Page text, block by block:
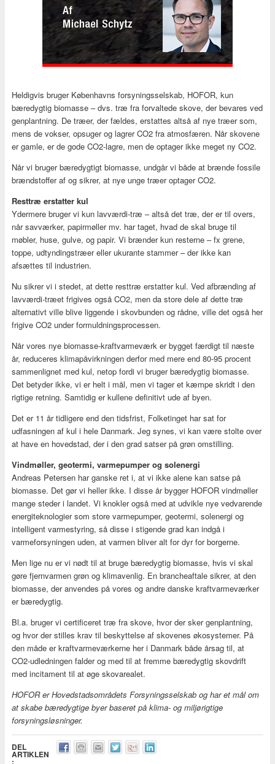
Heldigvis bruger Københavns forsyningsselskab, HOFOR, kun
bæredygtig biomasse – dvs. træ fra forvaltede skove, der bevares ved
genplantning. De træer, der fældes, erstattes altså af nye træer som,
mens de vokser, opsuger og lagrer CO2 fra atmosfæren. Når skovene
er gamle, er de gode CO2-lagre, men de optager ikke meget ny CO2.
Når vi bruger bæredygtigt biomasse, undgår vi både at brænde fossile
brændstoffer af og sikrer, at nye unge træer optager CO2.
Resttræ erstatter kul
Ydermere bruger vi kun lavværdi-træ – altså det træ, der er til overs,
når savværker, papirmøller mv. har taget, hvad de skal bruge til
møbler, huse, gulve, og papir. Vi brænder kun resterne – fx grene,
toppe, udtyndingstræer eller ukurante stammer – der ikke kan
afsættes til industrien.
Nu sikrer vi i stedet, at dette resttræ erstatter kul. Ved afbrænding af
lavværdi-træet frigives også CO2, men da store dele af dette træ
alternativt ville blive liggende i skovbunden og rådne, ville det også her
frigive CO2 under formuldningsprocessen.
Når vores nye biomasse-kraftvarmeværk er bygget færdigt til næste
år, reduceres klimapåvirkningen derfor med mere end 80-95 procent
sammenlignet med kul, netop fordi vi bruger bæredygtig biomasse.
Det betyder ikke, vi er helt i mål, men vi tager et kæmpe skridt i den
rigtige retning. Samtidig er kullene definitivt ude af byen.
Det er 11 år tidligere end den tidsfrist, Folketinget har sat for
udfasningen af kul i hele Danmark. Jeg synes, vi kan være stolte over
at have en hovedstad, der i den grad satser på grøn omstilling.
Vindmøller, geotermi, varmepumper og solenergi
Andreas Petersen har ganske ret i, at vi ikke alene kan satse på
biomasse. Det gør vi heller ikke. I disse år bygger HOFOR vindmøller
mange steder i landet. Vi knokler også med at udvikle nye vedvarende
energiteknologier som store varmepumper, geotermi, solenergi og
intelligent varmestyring, så disse i stigende grad kan indgå i
varmeforsyningen uden, at varmen bliver alt for dyr for borgerne.
Men lige nu er vi nødt til at bruge bæredygtig biomasse, hvis vi skal
gøre fjernvarmen grøn og klimavenlig. En brancheaftale sikrer, at den
biomasse, der anvendes på vores og andre danske kraftvarmeværker
er bæredygtig.
Bl.a. bruger vi certificeret træ fra skove, hvor der sker genplantning,
og hvor der stilles krav til beskyttelse af skovenes økosystemer. På
den måde er kraftvarmeværkerne her i Danmark både årsag til, at
CO2-udledningen falder og med til at fremme bæredygtig skovdrift
med incitament til at øge skovarealet.
HOFOR er Hovedstadsområdets Forsyningsselskab og har et mål om
at skabe bæredygtige byer baseret på klima- og miljørigtige
forsyningsløsninger.
DEL
ARTIKLEN